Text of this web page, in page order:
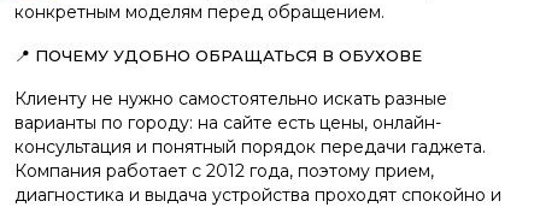
конкретным моделям перед обращением.
📍 ПОЧЕМУ УДОБНО ОБРАЩАТЬСЯ В ОБУХОВЕ
Клиенту не нужно самостоятельно искать разные
варианты по городу: на сайте есть цены, онлайн-
консультация и понятный порядок передачи гаджета.
Компания работает с 2012 года, поэтому прием,
диагностика и выдача устройства проходят спокойно и